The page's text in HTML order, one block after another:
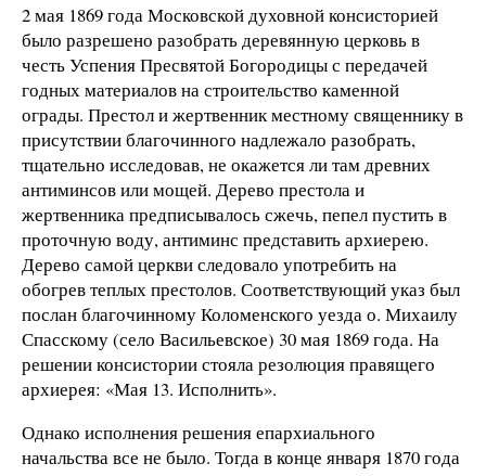
2 мая 1869 года Московской духовной консисторией
было разрешено разобрать деревянную церковь в
честь Успения Пресвятой Богородицы с передачей
годных материалов на строительство каменной
ограды. Престол и жертвенник местному священнику в
присутствии благочинного надлежало разобрать,
тщательно исследовав, не окажется ли там древних
антиминсов или мощей. Дерево престола и
жертвенника предписывалось сжечь, пепел пустить в
проточную воду, антиминс представить архиерею.
Дерево самой церкви следовало употребить на
обогрев теплых престолов. Соответствующий указ был
послан благочинному Коломенского уезда о. Михаилу
Спасскому (село Васильевское) 30 мая 1869 года. На
решении консистории стояла резолюция правящего
архиерея: «Мая 13. Исполнить».
Однако исполнения решения епархиального
начальства все не было. Тогда в конце января 1870 года